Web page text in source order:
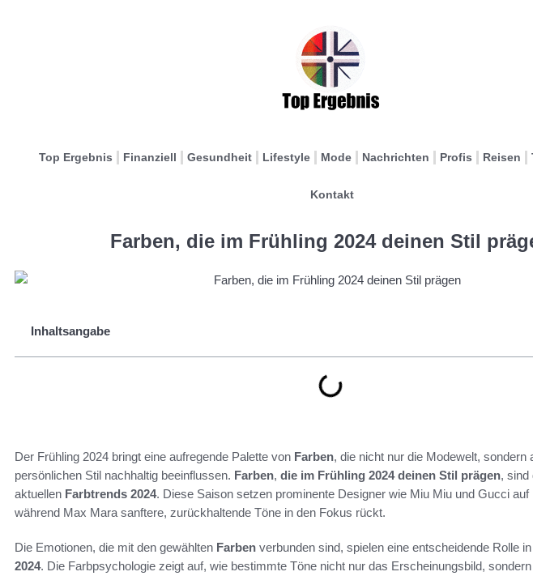
Top Ergebnis Finanziell Gesundheit Lifestyle Mode Nachrichten Profis Reisen
Kontakt
Farben, die im Frühling 2024 deinen Stil
Inhaltsangabe
Der Frühling 2024 bringt eine aufregende Palette von Farben, die nicht nur die Modewelt, sondern
persönlichen Stil nachhaltig beeinflussen. Farben, die im Frühling 2024 deinen Stil prägen, sind
aktuellen Farbtrends 2024. Diese Saison setzen prominente Designer wie Miu Miu und Gucci auf
während Max Mara sanftere, zurückhaltende Töne in den Fokus rückt.
Die Emotionen, die mit den gewählten Farben verbunden sind, spielen eine entscheidende Rolle
2024. Die Farbpsychologie zeigt auf, wie bestimmte Töne nicht nur das Erscheinungsbild,